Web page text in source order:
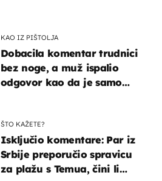
KAO IZ PIŠTOLJA
Dobacila komentar trudnici
bez noge, a muž ispalio
odgovor kao da je samo
ŠTO KAŽETE?
Isključio komentare: Par iz
Srbije preporučio spravicu
za plažu s Temua, čini li